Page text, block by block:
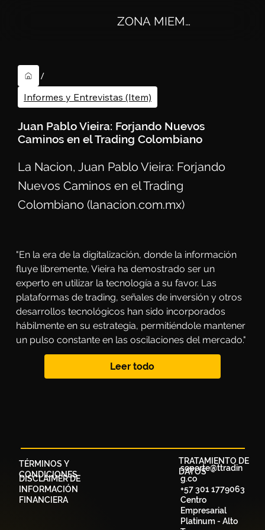
ZONA MIEMBROS
/
Informes y Entrevistas (Item)
Juan Pablo Vieira: Forjando Nuevos
Caminos en el Trading Colombiano
La Nacion, Juan Pablo Vieira: Forjando
Nuevos Caminos en el Trading
Colombiano (lanacion.com.mx)
"En la era de la digitalización, donde la información
fluye libremente, Vieira ha demostrado ser un
experto en utilizar la tecnología a su favor. Las
plataformas de trading, señales de inversión y otros
desarrollos tecnológicos han sido incorporados
hábilmente en su estrategia, permitiéndole mantener
un pulso constante en las oscilaciones del mercado."
Leer todo
TÉRMINOS Y
CONDICIONES
DISCLAIMER DE
INFORMACIÓN
FINANCIERA
TRATAMIENTO DE
DATOS
soporte@ttradin
g.co
+57 301 1779063
Centro
Empresarial
Platinum - Alto